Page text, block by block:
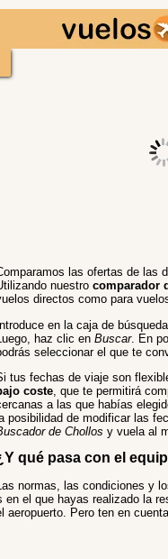
las ofertas de las
nuestro comparador
directos como para
en la caja de
haz clic en Buscar. En
seleccionar el que te
tus fechas de viaje son
coste, que te permitirá
a las que habías
posibilidad de modificar las
de Chollos y vuela al
qué pasa con el
normas, las condiciones y
el que hayas realizado la
Pero ten en